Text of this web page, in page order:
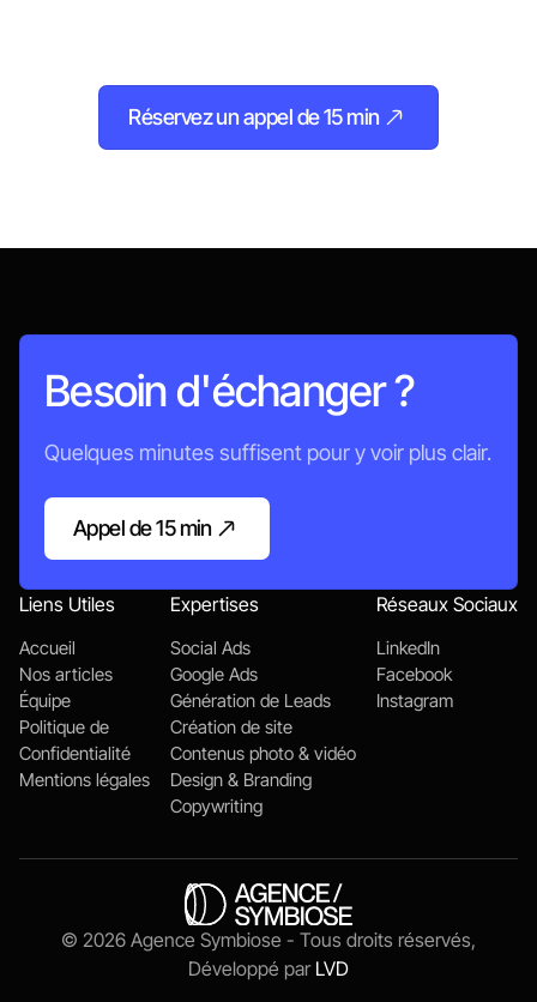
Réservez un appel de 15 min
Appelons-nous
Besoin d'échanger ?
Quelques minutes suffisent pour y voir plus clair.
Appel de 15 min
Appelons-nous
Liens Utiles
Accueil
Nos articles
Équipe
Politique de
Confidentialité
Mentions légales
Expertises
Social Ads
Google Ads
Génération de Leads
Création de site
Contenus photo & vidéo
Design & Branding
Copywriting
Réseaux Sociaux
LinkedIn
Facebook
Instagram
© 2026 Agence Symbiose - Tous droits réservés,
Développé par LVD